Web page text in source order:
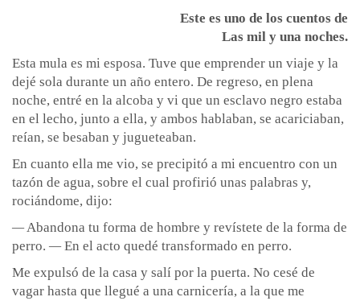
Este es uno de los cuentos de
Las mil y una noches.
Esta mula es mi esposa. Tuve que emprender un viaje y la
dejé sola durante un año entero. De regreso, en plena
noche, entré en la alcoba y vi que un esclavo negro estaba
en el lecho, junto a ella, y ambos hablaban, se acariciaban,
reían, se besaban y jugueteaban.
En cuanto ella me vio, se precipitó a mi encuentro con un
tazón de agua, sobre el cual profirió unas palabras y,
rociándome, dijo:
—Abandona tu forma de hombre y revístete de la forma de
perro. —En el acto quedé transformado en perro.
Me expulsó de la casa y salí por la puerta. No cesé de
vagar hasta que llegué a una carnicería, a la que me